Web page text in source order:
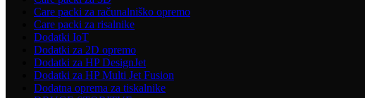
Care packi za računalniško opremo
Care packi za risalnike
Dodatki IoT
Dodatki za 2D opremo
Dodatki za HP DesignJet
Dodatki za HP Multi Jet Fusion
Dodatna oprema za tiskalnike